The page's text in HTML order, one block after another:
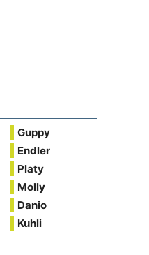
Guppy
Endler
Platy
Molly
Danio
Kuhli